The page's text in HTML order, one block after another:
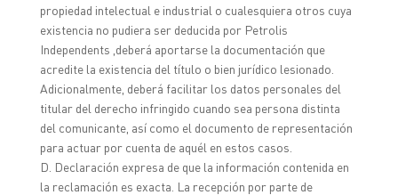
propiedad intelectual e industrial o cualesquiera otros cuya
existencia no pudiera ser deducida por Petrolis
Independents ,deberá aportarse la documentación que
acredite la existencia del título o bien jurídico lesionado.
Adicionalmente, deberá facilitar los datos personales del
titular del derecho infringido cuando sea persona distinta
del comunicante, así como el documento de representación
para actuar por cuenta de aquél en estos casos.
D. Declaración expresa de que la información contenida en
la reclamación es exacta. La recepción por parte de